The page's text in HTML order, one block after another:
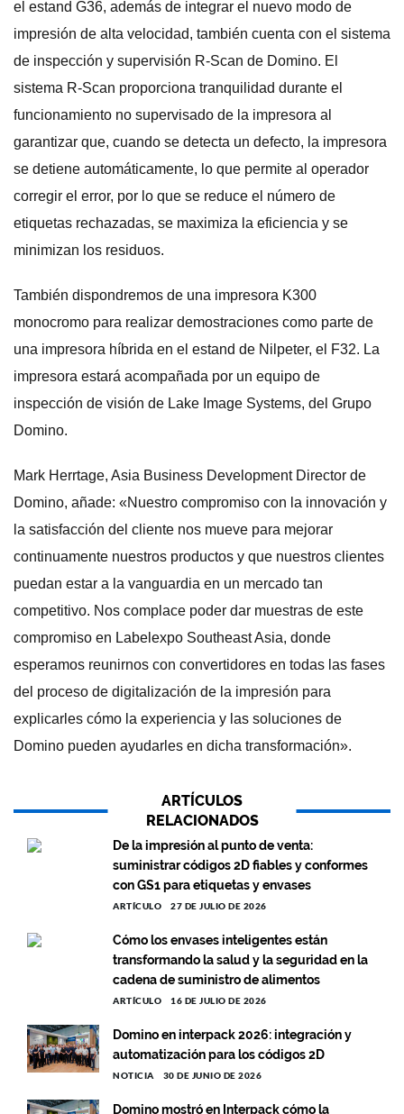
el estand G36, además de integrar el nuevo modo de
impresión de alta velocidad, también cuenta con el sistema
de inspección y supervisión R-Scan de Domino. El
sistema R-Scan proporciona tranquilidad durante el
funcionamiento no supervisado de la impresora al
garantizar que, cuando se detecta un defecto, la impresora
se detiene automáticamente, lo que permite al operador
corregir el error, por lo que se reduce el número de
etiquetas rechazadas, se maximiza la eficiencia y se
minimizan los residuos.
También dispondremos de una impresora K300
monocromo para realizar demostraciones como parte de
una impresora híbrida en el estand de Nilpeter, el F32. La
impresora estará acompañada por un equipo de
inspección de visión de Lake Image Systems, del Grupo
Domino.
Mark Herrtage, Asia Business Development Director de
Domino, añade: «Nuestro compromiso con la innovación y
la satisfacción del cliente nos mueve para mejorar
continuamente nuestros productos y que nuestros clientes
puedan estar a la vanguardia en un mercado tan
competitivo. Nos complace poder dar muestras de este
compromiso en Labelexpo Southeast Asia, donde
esperamos reunirnos con convertidores en todas las fases
del proceso de digitalización de la impresión para
explicarles cómo la experiencia y las soluciones de
Domino pueden ayudarles en dicha transformación».
ARTÍCULOS
RELACIONADOS
De la impresión al punto de venta:
suministrar códigos 2D fiables y conformes
con GS1 para etiquetas y envases
ARTÍCULO 27 DE JULIO DE 2026
Cómo los envases inteligentes están
transformando la salud y la seguridad en la
cadena de suministro de alimentos
ARTÍCULO 16 DE JULIO DE 2026
Domino en interpack 2026: integración y
automatización para los códigos 2D
NOTICIA 30 DE JUNIO DE 2026
Domino mostró en Interpack cómo la